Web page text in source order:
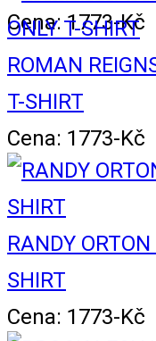
Cena: 1773-Kč
ROMAN
T-SHIRT
Cena: 1773-Kč
RANDY
SHIRT
Cena: 1773-Kč